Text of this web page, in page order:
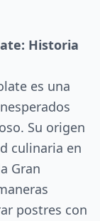
Historia
es una
Su origen
culinaria en
Gran
postres con